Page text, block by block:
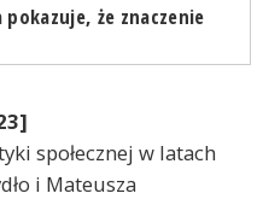
pokazuje, że znaczenie
społecznej w latach
i Mateusza